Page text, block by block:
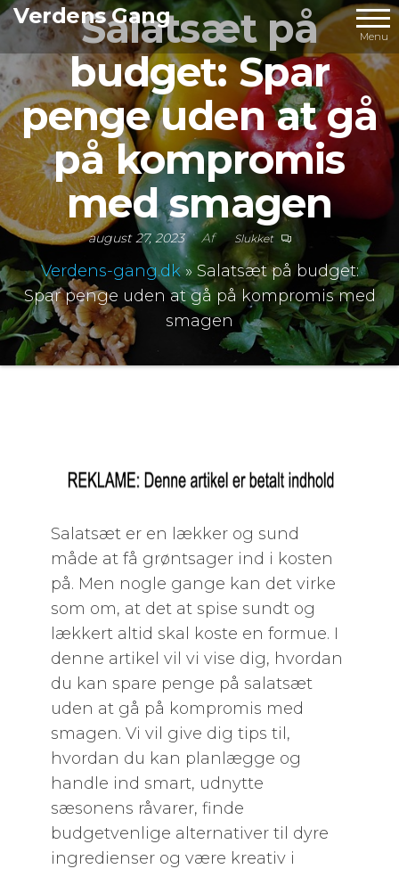
Videre
indhold
Verdens Gang
Menu
Salatsæt på
budget: Spar
penge uden at gå
på kompromis
med smagen
august 27, 2023 Af Slukket
Verdens-gang.dk» Salatsæt på budget:
Spar penge uden at gå på kompromis med
smagen
Salatsæt er en lækker og sund
måde at få grøntsager ind i kosten
på. Men nogle gange kan det virke
som om, at det at spise sundt og
lækkert altid skal koste en formue. I
denne artikel vil vi vise dig, hvordan
du kan spare penge på salatsæt
uden at gå på kompromis med
smagen. Vi vil give dig tips til,
hvordan du kan planlægge og
handle ind smart, udnytte
sæsonens råvarer, finde
budgetvenlige alternativer til dyre
ingredienser og være kreativ i